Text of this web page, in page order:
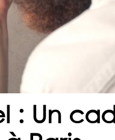
: Un